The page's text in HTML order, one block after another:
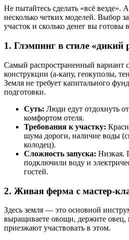
Не пытайтесь сделать «всё везде».
несколько четких моделей. Выбор
участок и сколько денег вы готовы
1. Глэмпинг в стиле «дикий
Самый распространенный вариант
конструкции (а-капу, геокуполы,
Земля не требует капитального
подготовки.
Суть: Люди едут отдохнуть
комфортом отеля.
Требования к участку:
шума дороги, наличие воды
колодец).
Сложность запуска: Низкая.
подключили воду и
гостей.
2. Живая ферма с мастер-
Здесь земля — это основной
выращиваете овощи, держите овец,
приезжают участвовать в этом.